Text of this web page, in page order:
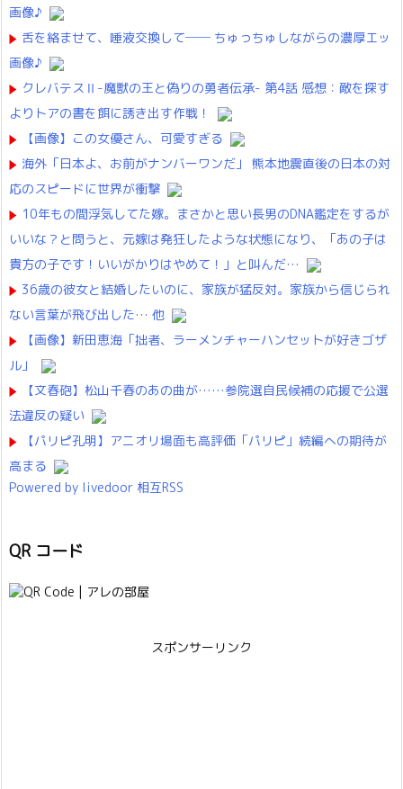
画像♪
舌を絡ませて、唾液交換して── ちゅっちゅしながらの濃厚エッ
画像♪
クレバテスⅡ-魔獣の王と偽りの勇者伝承- 第4話 感想：敵を探す
よりトアの書を餌に誘き出す作戦！
【画像】この女優さん、可愛すぎる
海外「日本よ、お前がナンバーワンだ」 熊本地震直後の日本の対
応のスピードに世界が衝撃
10年もの間浮気してた嫁。まさかと思い長男のDNA鑑定をするが
いいな？と問うと、元嫁は発狂したような状態になり、「あの子は
貴方の子です！いいがかりはやめて！」と叫んだ…
36歳の彼女と結婚したいのに、家族が猛反対。家族から信じられ
ない言葉が飛び出した… 他
【画像】新田恵海「拙者、ラーメンチャーハンセットが好きゴザ
ル」
【文春砲】松山千春のあの曲が……参院選自民候補の応援で公選
法違反の疑い
【パリピ孔明】アニオリ場面も高評価「パリピ」続編への期待が
高まる
Powered by livedoor 相互RSS
QR コード
スポンサーリンク